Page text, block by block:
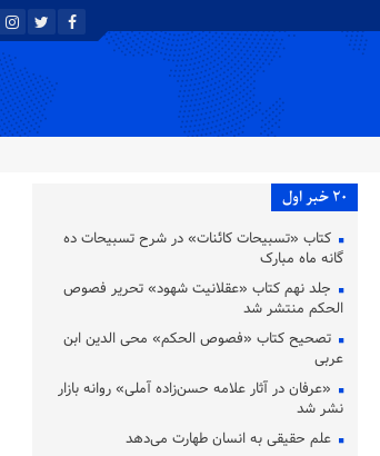
20 خبر اول
کتاب «تسبیحات کائنات» در شرح تسبیحات ده‌
گانه ماه مبارک
جلد نهم کتاب «عقلانیت شهود» تحریر فصوص
الحکم منتشر شد
تصحیح کتاب «فصوص الحکم» محی الدین ابن
عربی
«عرفان در آثار علامه حسن‌زاده آملی» روانه بازار
نشر شد
علم حقیقی به انسان طهارت می‌دهد